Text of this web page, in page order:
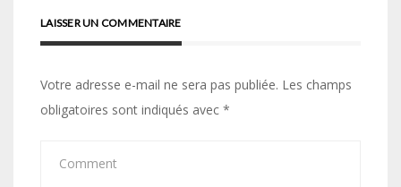
LAISSER UN COMMENTAIRE
Votre adresse e-mail ne sera pas publiée. Les champs
obligatoires sont indiqués avec *